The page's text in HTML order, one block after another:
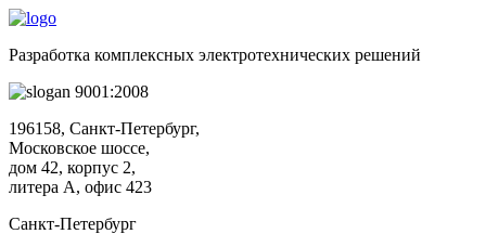
Разработка комплексных электротехнических решений
9001:2008
196158, Санкт-Петербург,
Московское шоссе,
дом 42, корпус 2,
литера А, офис 423
Санкт-Петербург